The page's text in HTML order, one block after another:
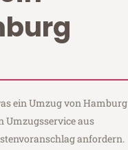
ein Umzug von Hamburg
Umzugsservice aus
anfordern.